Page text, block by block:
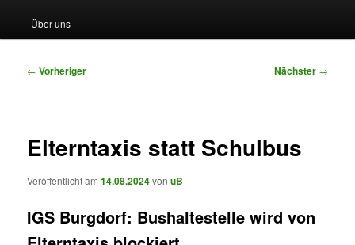
Über uns
Beitragsnavigation
← Vorheriger Nächster →
Elterntaxis statt Schulbus
Veröffentlicht am14.08.2024vonuB
IGS Burgdorf: Bushaltestelle wird von